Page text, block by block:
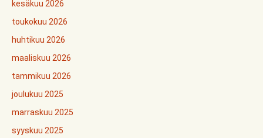
kesäkuu 2026
toukokuu 2026
huhtikuu 2026
maaliskuu 2026
tammikuu 2026
joulukuu 2025
marraskuu 2025
syyskuu 2025